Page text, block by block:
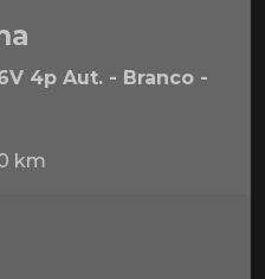
4p Aut. - Branco -
km